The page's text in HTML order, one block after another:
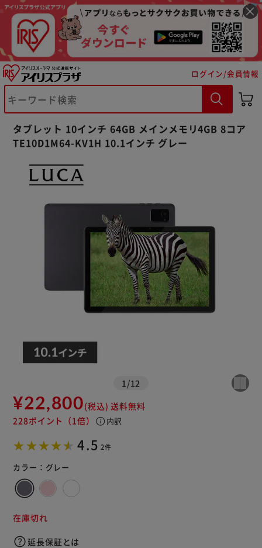
ログイン/会員情報
タブレット 10インチ 64GB メインメモリ4GB 8コア
TE10D1M64-KV1H 10.1インチ グレー
1 /12
¥22,800(税込) 送料無料
228ポイント （1倍） info 内訳
4.5 2件
カラー： グレー
在庫切れ
延長保証とは
※ご確認ください
カートに入れる 購入手続きへ